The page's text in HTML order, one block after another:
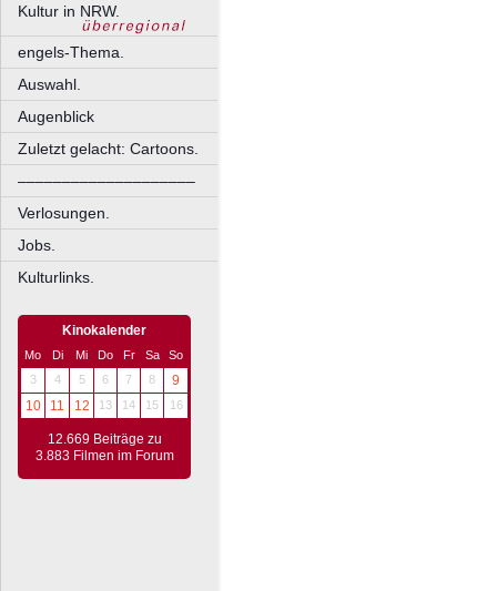
Kultur in NRW.
engels-Thema.
Auswahl.
Augenblick
Zuletzt gelacht: Cartoons.
––––––––––––––––––––
Verlosungen.
Jobs.
Kulturlinks.
Kinokalender
Mo Di Mi Do Fr Sa
So
3
4 5 6 7 8
9
10
11 12 13 14 15 16
12.669 Beiträge zu
3.883 Filmen im Forum